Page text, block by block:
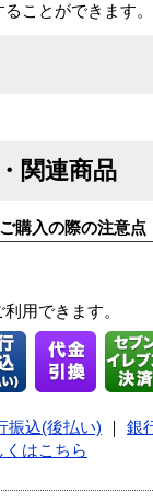
ことができます。
関連商品
購入の際の注意点
用できます。
振込(後払い) 銀
はこちら